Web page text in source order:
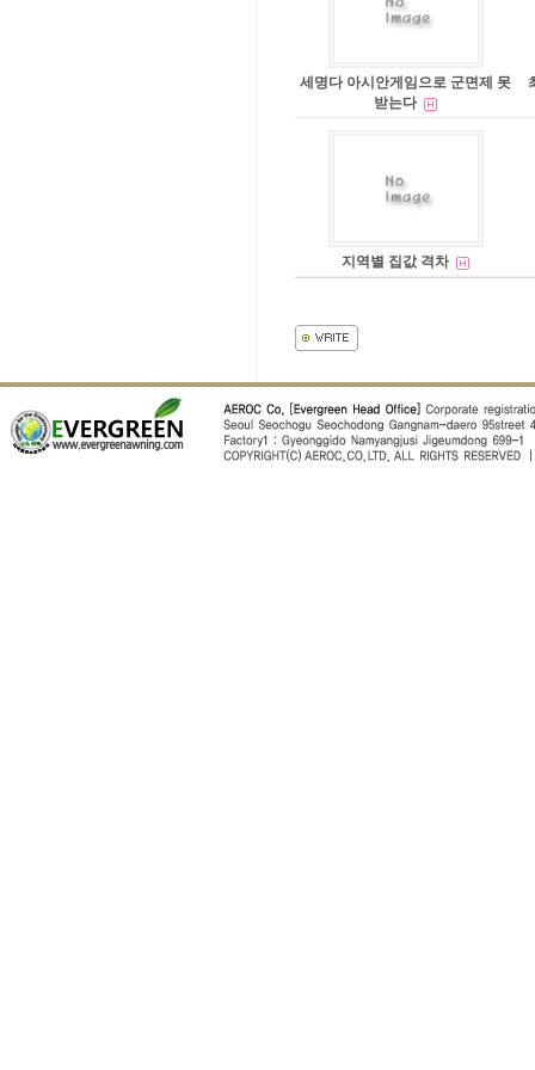
세명다 아시안게임으로 군면제 못
받는다
지역별 집값 격차